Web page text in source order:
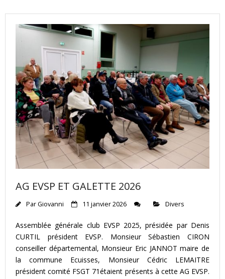
AG EVSP ET GALETTE 2026
ParGiovanni 11 janvier 2026 Divers
Assemblée générale club EVSP 2025, présidée par Denis
CURTIL président EVSP. Monsieur Sébastien CIRON
conseiller départemental, Monsieur Eric JANNOT maire de
la commune Ecuisses, Monsieur Cédric LEMAITRE
président comité FSGT 71étaient présents à cette AG EVSP.